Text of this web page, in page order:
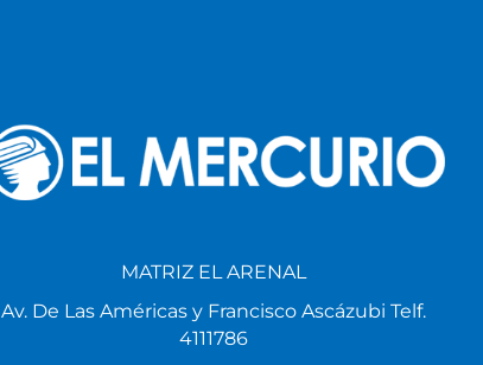
MATRIZ EL ARENAL
Av. De Las Américas y Francisco Ascázubi Telf.
4111786